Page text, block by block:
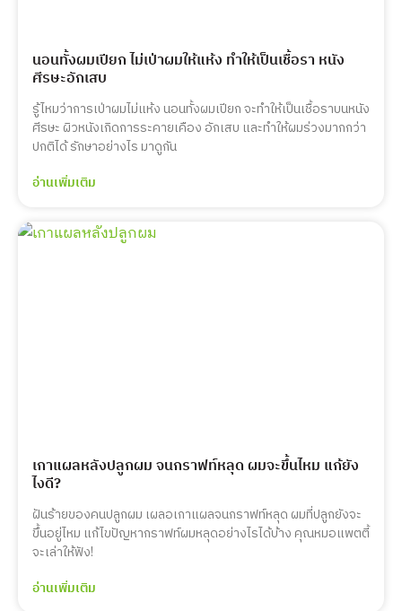
นอนทั้งผมเปียก ไม่เป่าผมให้แห้ง ทำให้เป็นเชื้อรา หนัง
ศีรษะอักเสบ
รู้ไหมว่าการเป่าผมไม่แห้ง นอนทั้งผมเปียก จะทำให้เป็นเชื้อราบนหนัง
ศีรษะ ผิวหนังเกิดการระคายเคือง อักเสบ และทำให้ผมร่วงมากกว่า
ปกติได้ รักษาอย่างไร มาดูกัน
อ่านเพิ่มเติม
เกาแผลหลังปลูกผม จนกราฟท์หลุด ผมจะขึ้นไหม แก้ยัง
ไงดี?
ฝันร้ายของคนปลูกผม เผลอเกาแผลจนกราฟท์หลุด ผมที่ปลูกยังจะ
ขึ้นอยู่ไหม แก้ไขปัญหากราฟท์ผมหลุดอย่างไรได้บ้าง คุณหมอแพตตี้
จะเล่าให้ฟัง!
อ่านเพิ่มเติม